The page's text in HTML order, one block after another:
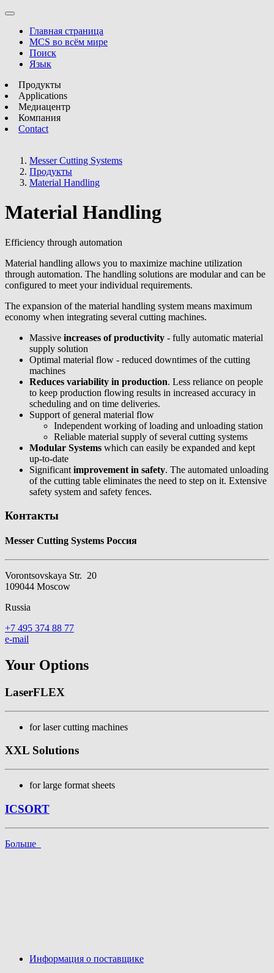
Главная страница
MCS во всём мире
Поиск
Язык
Продукты
Applications
Медиацентр
Компания
Contact
Messer Cutting Systems
Продукты
Material Handling
Material Handling
Efficiency through automation
Material handling allows you to maximize machine utilization
through automation. The handling solutions are modular and can be
configured to meet your individual requirements.
The expansion of the material handling system means maximum
economy when integrating several cutting machines.
Massive increases of productivity - fully automatic material
supply solution
Optimal material flow - reduced downtimes of the cutting
machines
Reduces variability in production. Less reliance on people
to keep production flowing results in increased accuracy in
scheduling and on time deliveries.
Support of general material flow
Independent working of loading and unloading station
Reliable material supply of several cutting systems
Modular Systems which can easily be expanded and kept
up-to-date
Significant improvement in safety. The automated unloading
of the cutting table eliminates the need to step on it. Extensive
safety system and safety fences.
Контакты
Messer Cutting Systems Россия
Vorontsovskaya Str. 20
109044 Moscow
Russia
+7 495 374 88 77
e-mail
Your Options
LaserFLEX
for laser cutting machines
XXL Solutions
for large format sheets
ICSORT
Больше
Информация о поставщике